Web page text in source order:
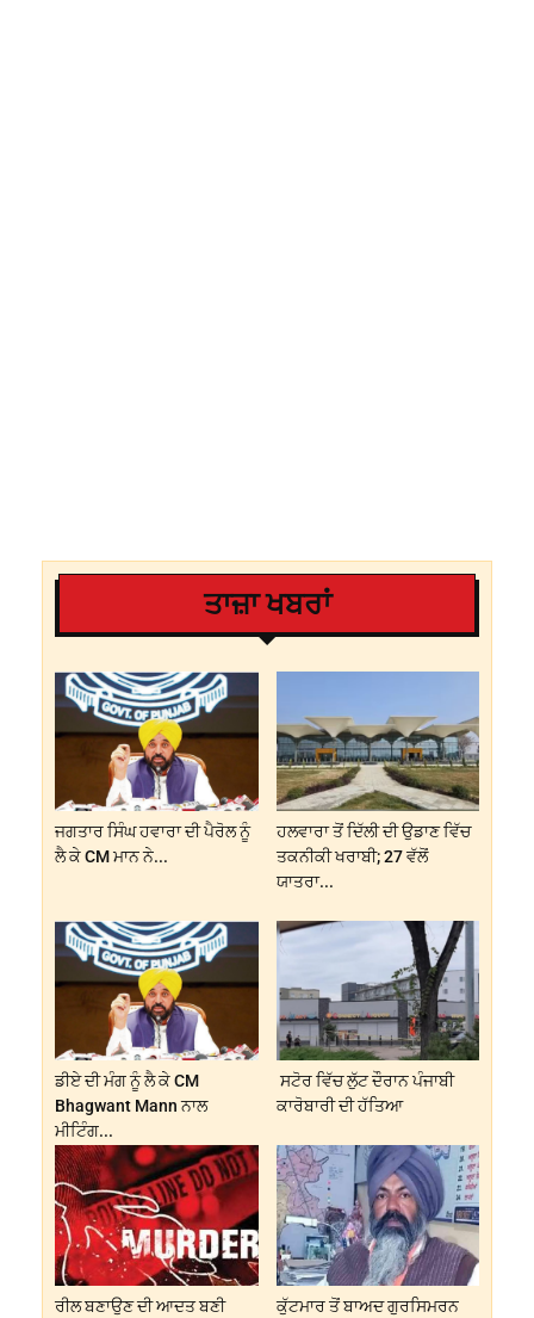
ਤਾਜ਼ਾ ਖਬਰਾਂ
ਜਗਤਾਰ ਸਿੰਘ ਹਵਾਰਾ ਦੀ ਪੈਰੋਲ ਨੂੰ
ਲੈ ਕੇ CM ਮਾਨ ਨੇ...
ਹਲਵਾਰਾ ਤੋਂ ਦਿੱਲੀ ਦੀ ਉਡਾਣ ਵਿੱਚ
ਤਕਨੀਕੀ ਖਰਾਬੀ; 27 ਵੱਲੋਂ
ਯਾਤਰਾ...
ਡੀਏ ਦੀ ਮੰਗ ਨੂੰ ਲੈ ਕੇ CM
Bhagwant Mann ਨਾਲ
ਮੀਟਿੰਗ...
ਸਟੋਰ ਵਿੱਚ ਲੁੱਟ ਦੌਰਾਨ ਪੰਜਾਬੀ
ਕਾਰੋਬਾਰੀ ਦੀ ਹੱਤਿਆ
ਰੀਲ ਬਣਾਉਣ ਦੀ ਆਦਤ ਬਣੀ ਕੁੱਟਮਾਰ ਤੋਂ ਬਾਅਦ ਗੁਰਸਿਮਰਨ